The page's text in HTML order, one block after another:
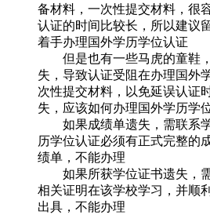
备材料，一次性提交材料，很
认证的时间比较长，所以建议
着手办理国外学历学位认证
但是也有一些马虎的童鞋
失，导致认证受阻在办理国外
次性提交材料，以免延误认证
失，应该如何办理国外学历学
如果成绩单遗失，需联系学
历学位认证必须有正式完整的
绩单，不能办理
如果所获学位证书遗失，需
相关证明在该学校学习，并顺
出具，不能办理